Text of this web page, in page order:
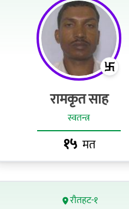
रामकृत साह
स्वतन्त्र
१५ मत
रौतहट-१